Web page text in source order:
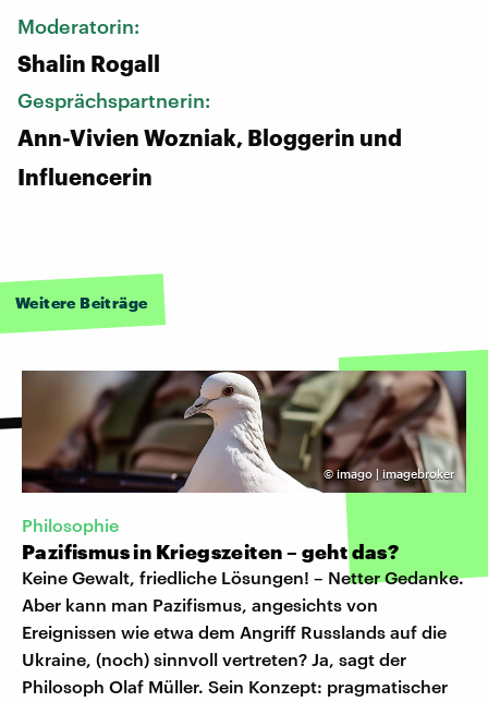
Moderatorin:
Shalin Rogall
Gesprächspartnerin:
Ann-Vivien Wozniak, Bloggerin und
Influencerin
Weitere Beiträge
©imago | imagebroker
Philosophie
Pazifismus in Kriegszeiten – geht das?
Keine Gewalt, friedliche Lösungen! – Netter Gedanke.
Aber kann man Pazifismus, angesichts von
Ereignissen wie etwa dem Angriff Russlands auf die
Ukraine, (noch) sinnvoll vertreten? Ja, sagt der
Philosoph Olaf Müller. Sein Konzept: pragmatischer